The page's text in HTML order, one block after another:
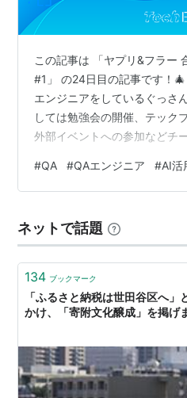
この記事は 「ヤプリ&フラー
#1」 の24日目の記事です！
エンジニアをしているぐっさ
しては勉強会の開催、テック
外部イベントへの参加などチ
として、毎年行われています
技術カンファレンス「
無事1名のプロポーザルが採
は、チーム一丸となって実施
るまで…
#QA #QAエンジニア #AI活
ネットで話題
134 ブックマーク
「ふるさと納税は世田谷区へ」
かけ、「寄附文化醸成」を掲げ